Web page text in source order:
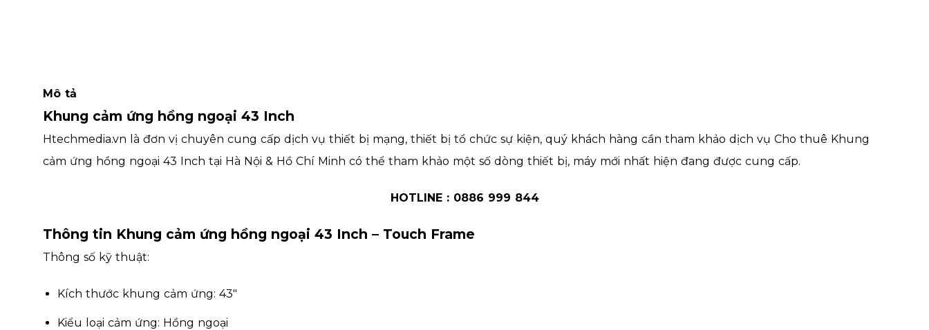
Mô tả
Khung cảm ứng hồng ngoại 43 Inch
Htechmedia.vn là đơn vị chuyên cung cấp dịch vụ thiết bị mạng, thiết bị tổ chức sự kiện, quý khách hàng cần tham khảo dịch vụ Cho thuê Khung
cảm ứng hồng ngoại 43 Inch tại Hà Nội & Hồ Chí Minh có thể tham khảo một số dòng thiết bị, máy mới nhất hiện đang được cung cấp.
HOTLINE : 0886 999 844
Thông tin Khung cảm ứng hồng ngoại 43 Inch – Touch Frame
Thông số kỹ thuật:
Kích thước khung cảm ứng: 43″
Kiểu loại cảm ứng: Hồng ngoại